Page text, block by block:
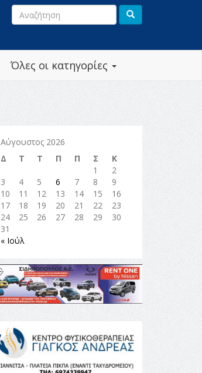
Όλες οι κατηγορίες
Αύγουστος 2026
Δ
Τ Τ Π Π Σ
Κ
1
2
3
4 5 6 7 8
9
10
11 12 13 14 15
16
17
18 19 20 21 22
23
24
25 26 27 28 29
30
31
« Ιούλ